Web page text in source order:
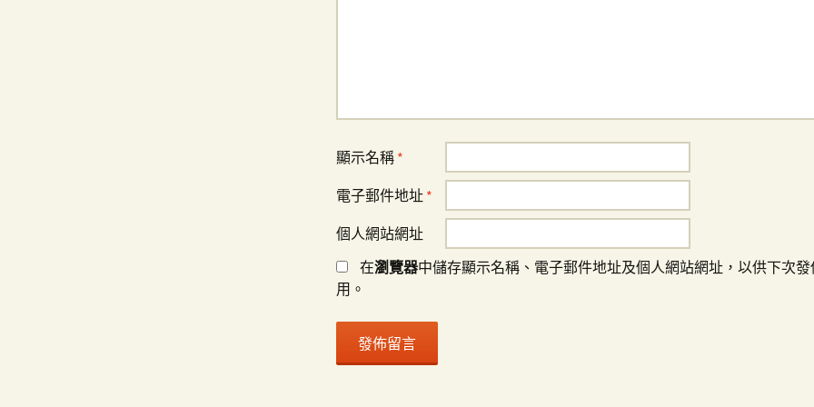
顯示名稱 *
電子郵件地址 *
個人網站網址
在瀏覽器中儲存顯示名稱、電子郵件地址及個人網站網址，以供下次
用。